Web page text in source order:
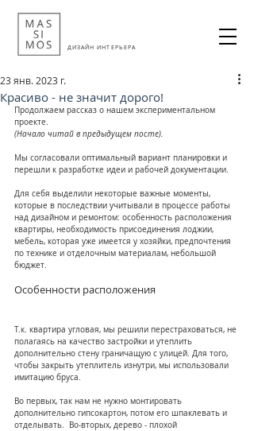
ДИЗАЙН ИНТЕРЬЕРА
Красиво - не значит дорого!
23 янв. 2023 г.
Продолжаем рассказ о нашем экспериментальном
проекте.
(Начало читай в предыдущем посте).
Мы согласовали оптимальный вариант планировки и
перешли к разработке идеи и рабочей документации.
Для себя выделили некоторые важные моменты,
которые в последствии учитывали в процессе работы
над дизайном и ремонтом: особенность расположения
квартиры, необходимость присоединения лоджии,
мебель, которая уже имеется у хозяйки, предпочтения
по технике и отделочным материалам, небольшой
бюджет.
Особенности расположения
Т.к. квартира угловая, мы решили перестраховаться, не
полагаясь на качество застройки и утеплить
дополнительно стену граничащую с улицей. Для того,
чтобы закрыть утеплитель изнутри, мы использовали
имитацию бруса.
Во первых, так нам не нужно монтировать
дополнительно гипсокартон, потом его шпаклевать и
отделывать.  Во-вторых, дерево - плохой